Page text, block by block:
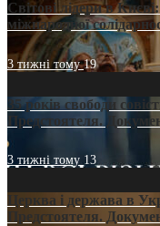
Світові лідери в
міжнародної
3 тижні тому19
35 років свободи
Предстоятеля.
3 тижні тому 13
Церква і держава в
Предстоятеля.